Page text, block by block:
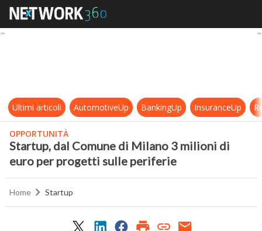
Startup, dal Comune di Milano 3
Ultimi articoli AutomotiveUp BankingUp InsuranceUp
OPPORTUNITÀ
Startup, dal Comune di Milano 3 milioni di
euro per progetti sulle periferie
Home Startup